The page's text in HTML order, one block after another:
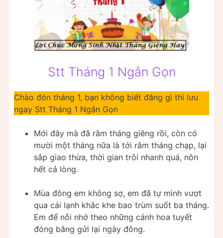
Stt Tháng 1 Ngắn Gọn
Chào đón tháng 1, bạn không biết đăng gì thì lưu
ngay Stt Tháng 1 Ngắn Gọn
Mới đây mà đã rằm tháng giêng rồi, còn có
mười một tháng nữa là tới rằm tháng chạp, lại
sắp giao thừa, thời gian trôi nhanh quá, nôn
hết cả lòng.
Mùa đông em không sợ, em đã tự mình vượt
qua cái lạnh khắc khe bao trùm suốt ba tháng.
Em để nỗi nhớ theo những cánh hoa tuyết
đóng băng gửi lại ngày đông.